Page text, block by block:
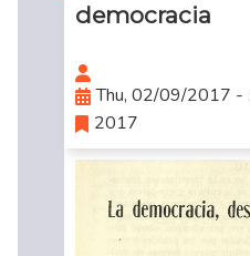
democracia
Thu, 02/09/2017 -
2017